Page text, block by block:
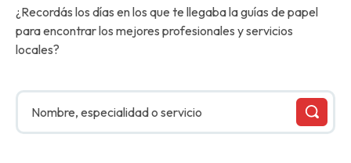
¿Recordás los días en los que te llegaba la guías de papel
para encontrar los mejores profesionales y servicios
locales?
Nombre, especialidad o servicio